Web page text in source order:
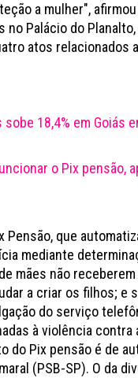
a mulher",
no Palácio do
atos relacionados
18,4% em Goiás
o Pix pensão,
Pensão, que
mediante
mães não
a criar os filhos; e
do serviço
à violência contra
do Pix pensão é de
(PSB-SP). O da